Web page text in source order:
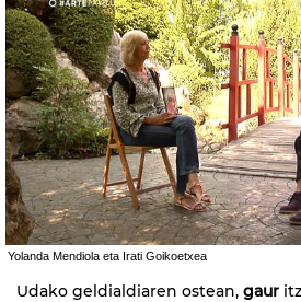
Yolanda Mendiola eta Irati Goikoetxea
Udako geldialdiaren ostean, gaur